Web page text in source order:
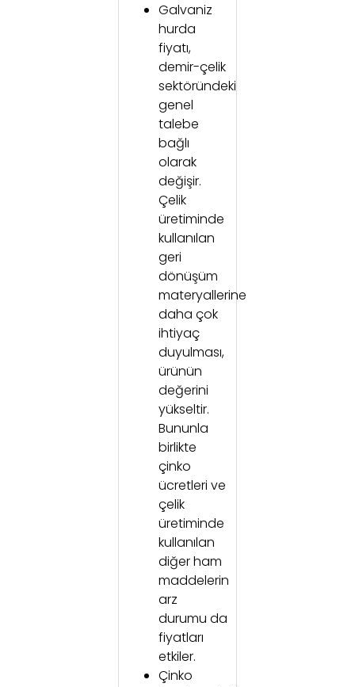
Galvaniz
hurda
fiyatı,
demir-çelik
sektöründeki
genel
talebe
bağlı
olarak
değişir.
Çelik
üretiminde
kullanılan
geri
dönüşüm
materyallerine
daha çok
ihtiyaç
duyulması,
ürünün
değerini
yükseltir.
Bununla
birlikte
çinko
ücretleri ve
çelik
üretiminde
kullanılan
diğer ham
maddelerin
arz
durumu da
fiyatları
etkiler.
Çinko